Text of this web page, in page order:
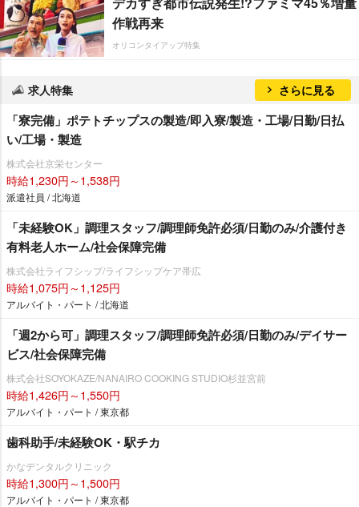
作戦再来
オリコンタイアップ特集
求人特集 さらに見る
「寮完備」ポテトチップスの製造/即入寮/製造・工場/日勤/日払
い/工場・製造
株式会社京栄センター
時給1,230円～1,538円
派遣社員 / 北海道
「未経験OK」調理スタッフ/調理師免許必須/日勤のみ/介護付き
有料老人ホーム/社会保障完備
株式会社ライフシップ/ライフシップケア帯広
時給1,075円～1,125円
アルバイト・パート / 北海道
「週2から可」調理スタッフ/調理師免許必須/日勤のみ/デイサー
ビス/社会保障完備
株式会社SOYOKAZE/NANAIRO COOKING STUDIO杉並宮前
時給1,426円～1,550円
アルバイト・パート / 東京都
歯科助手/未経験OK・駅チカ
かなデンタルクリニック
時給1,300円～1,500円
アルバイト・パート / 東京都